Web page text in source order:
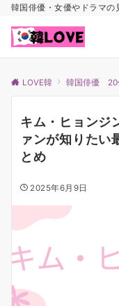
韓国俳優・女優やドラマ
LOVE韓 韓国俳優 20
キム・ヒョンジ
ァンが知りたい
とめ
2025年6月9日